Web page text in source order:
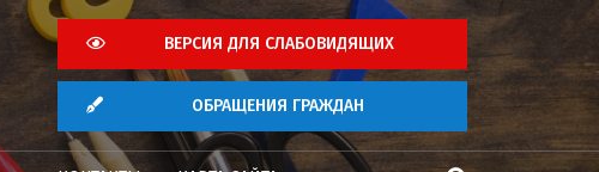
ВЕРСИЯ ДЛЯ СЛАБОВИДЯЩИХ
ОБРАЩЕНИЯ ГРАЖДАН